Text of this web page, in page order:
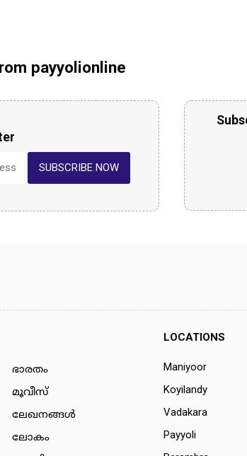
payyolionline
SUBSCRIBE NOW
ഭാരതം
മൂവീസ്
ലേഖനങ്ങള്‍
ലോകം
LOCATIONS
Maniyoor
Koyilandy
Vadakara
Payyoli